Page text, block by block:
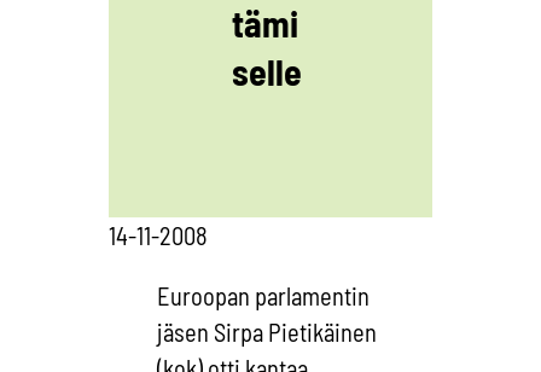
tämi
selle
14-11-2008
Euroopan parlamentin
jäsen Sirpa Pietikäinen